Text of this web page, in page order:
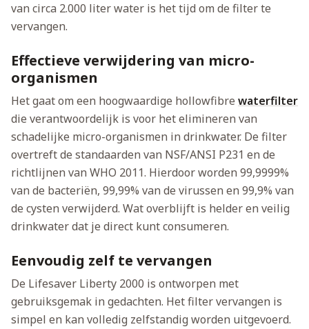
van circa 2.000 liter water is het tijd om de filter te
vervangen.
Effectieve verwijdering van micro-
organismen
Het gaat om een hoogwaardige hollowfibre waterfilter
die verantwoordelijk is voor het elimineren van
schadelijke micro-organismen in drinkwater. De filter
overtreft de standaarden van NSF/ANSI P231 en de
richtlijnen van WHO 2011. Hierdoor worden 99,9999%
van de bacteriën, 99,99% van de virussen en 99,9% van
de cysten verwijderd. Wat overblijft is helder en veilig
drinkwater dat je direct kunt consumeren.
Eenvoudig zelf te vervangen
De Lifesaver Liberty 2000 is ontworpen met
gebruiksgemak in gedachten. Het filter vervangen is
simpel en kan volledig zelfstandig worden uitgevoerd.